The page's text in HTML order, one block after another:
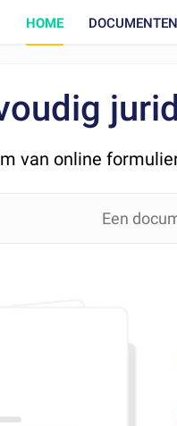
HOME DOCUMENTEN
van online